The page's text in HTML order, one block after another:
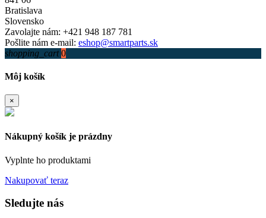
Bratislava
Slovensko
Zavolajte nám: +421 948 187 781
Pošlite nám e-mail: eshop@smartparts.sk
shopping_cart 0
Môj košík
×
Nákupný košík je prázdny
Vyplnte ho produktami
Nakupovať teraz
Sledujte nás